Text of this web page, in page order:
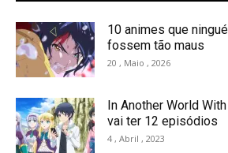
10 animes que
fossem tão maus
20 , Maio , 2026
In Another World
vai ter 12 episódios
4 , Abril , 2023